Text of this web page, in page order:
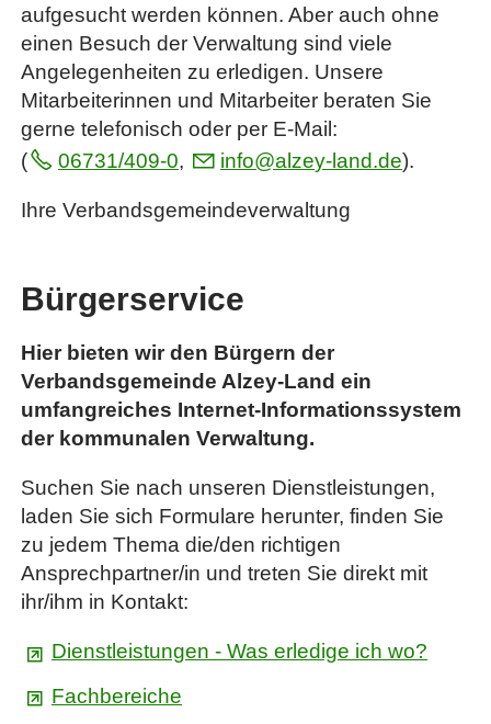
aufgesucht werden können. Aber auch ohne
einen Besuch der Verwaltung sind viele
Angelegenheiten zu erledigen. Unsere
Mitarbeiterinnen und Mitarbeiter beraten Sie
gerne telefonisch oder per E-Mail:
(
06731/409-0, nf lz y-l nd d ).
Ihre Verbandsgemeindeverwaltung
Bürgerservice
Hier bieten wir den Bürgern der
Verbandsgemeinde Alzey-Land ein
umfangreiches Internet-Informationssystem
der kommunalen Verwaltung.
Suchen Sie nach unseren Dienstleistungen,
laden Sie sich Formulare herunter, finden Sie
zu jedem Thema die/den richtigen
Ansprechpartner/in und treten Sie direkt mit
ihr/ihm in Kontakt:
Dienstleistungen - Was erledige ich wo?
Fachbereiche